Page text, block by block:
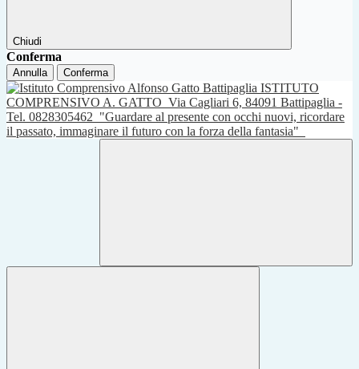
Chiudi
Conferma
Annulla Conferma
ISTITUTO
COMPRENSIVO A. GATTO Via Cagliari 6, 84091 Battipaglia -
Tel. 0828305462 "Guardare al presente con occhi nuovi, ricordare
il passato, immaginare il futuro con la forza della fantasia"